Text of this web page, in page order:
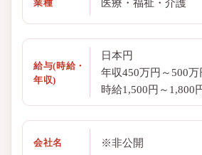
業種 医療・福祉・介護
給与(時給・
年収)
日本円
年収450万円～500万
時給1,500円～1,800
会社名 ※非公開